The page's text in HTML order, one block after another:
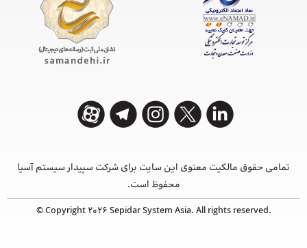
تمامی حقوق مالکیت معنوی این ‌سایت برای شرکت سپیدار سیستم آسیا
محفوظ است.
© Copyright 2026 Sepidar System Asia. All rights reserved.